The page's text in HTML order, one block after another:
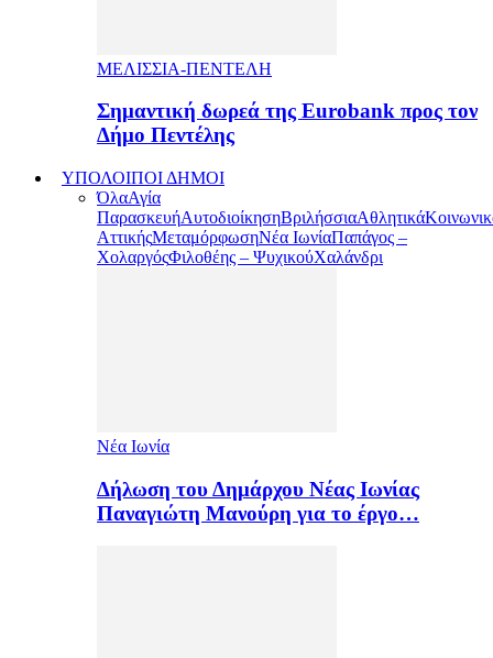
ΜΕΛΙΣΣΙΑ-ΠΕΝΤΕΛΗ
Σημαντική δωρεά της Eurobank προς τον
Δήμο Πεντέλης
ΥΠΟΛΟΙΠΟΙ ΔΗΜΟΙ
ΌλαΑγία
ΠαρασκευήΑυτοδιοίκησηΒριλήσσιαΑθλητικά
ΑττικήςΜεταμόρφωσηΝέα ΙωνίαΠαπάγος –
ΧολαργόςΦιλοθέης – ΨυχικούΧαλάνδρι
Νέα Ιωνία
Δήλωση του Δημάρχου Νέας Ιωνίας
Παναγιώτη Μανούρη για το έργο…